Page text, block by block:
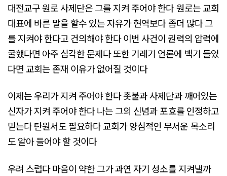
대전교구 원로 사제단은 그를 지켜 주어야 한다 원로는 교회
대표에 바른 말을 할수 있는 자유가 현역보다 좀더 많다 그
를 지켜야 한다고 건의해야 한다 이번 사건이 권력의 압력에
굴했다면 아주 심각한 문제다 또한 기레기 언론에 백기 들었
다면 교회는 존재 이유가 없어질 것이다
이제는 우리가 지켜 주어야 한다 촛불과 사제단과 깨어있는
신자가 지켜 주어야 한다 나는 그의 신념과 포효를 인정하고
믿는다 탄원서도 필요하다 교회가 양심적인 무서운 목소리
도 알아 들어야 할 것이다
우려 스럽다 마음이 약한 그가 과연 자기 성소를 지켜낼까